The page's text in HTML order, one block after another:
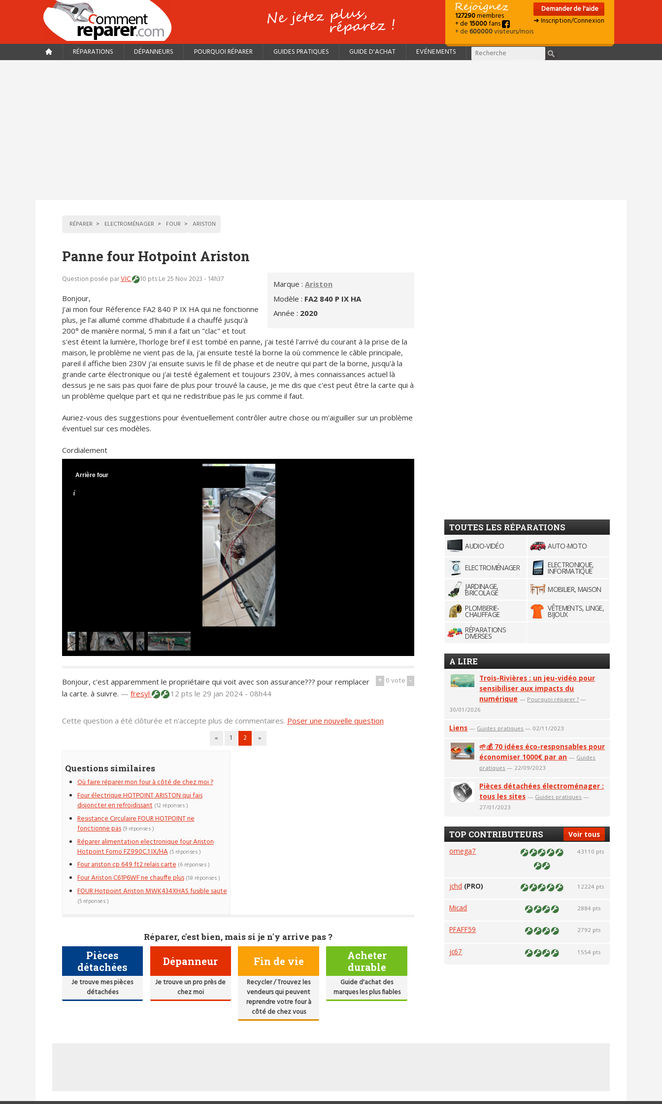
127290membres
+ de15000fans
+ de600000visiteurs/mois
Demander de l'aide
➜ Inscription/Connexion
RÉPARATIONS DÉPANNEURS POURQUOI RÉPARER GUIDES PRATIQUES GUIDE D'ACHAT EVÉNEMENTS
RÉPARER ELECTROMÉNAGER FOUR ARISTON
Panne four Hotpoint Ariston
Marque :Ariston
Modèle : FA2 840 P IX HA
Année : 2020
Question posée parVIC 10 ptsLe 25 Nov 2023 - 14h37
Bonjour,
J'ai mon four Réference FA2 840 P IX HA qui ne fonctionne
plus, je l'ai allumé comme d'habitude il a chauffé jusqu'à
200° de manière normal, 5 min il a fait un "clac" et tout
s'est éteint la lumière, l'horloge bref il est tombé en panne, j'ai testé l'arrivé du courant à la prise de la
maison, le problème ne vient pas de la, j'ai ensuite testé la borne la où commence le câble principale,
pareil il affiche bien 230V j'ai ensuite suivis le fil de phase et de neutre qui part de la borne, jusqu'à la
grande carte électronique ou j'ai testé également et toujours 230V, à mes connaissances actuel là
dessus je ne sais pas quoi faire de plus pour trouvé la cause, je me dis que c'est peut être la carte qui à
un problème quelque part et qui ne redistribue pas le jus comme il faut.
Auriez-vous des suggestions pour éventuellement contrôler autre chose ou m'aiguiller sur un problème
éventuel sur ces modèles.
Cordialement
Arrière four
+ 0vote -
Bonjour, c'est apparemment le propriétaire qui voit avec son assurance??? pour remplacer
la carte. à suivre. — fresyl 12 pts le 29 jan 2024 - 08h44
Cette question a été clôturée et n'accepte plus de commentaires. Poser une nouvelle question
« 1 2 »
Questions similaires
Où faire réparer mon four à côté de chez moi ?
Four électrique HOTPOINT ARISTON qui fais
disjoncter en refroidissant (12 réponses )
Resistance Circulaire FOUR HOTPOINT ne
fonctionne pas (9 réponses )
Réparer alimentation electronique four Ariston
Hotpoint Forno FZ990C.1 IX/HA (5 réponses )
Four ariston cp 649 ft2 relais carte (6 réponses )
Four Ariston C61P6WF ne chauffe plus (18 réponses )
FOUR Hotpoint Ariston MWK434XHAS fusible saute
(5 réponses )
Réparer, c'est bien, mais si je n'y arrive pas ?
Pièces
détachées
Je trouve mes pièces
détachées
Dépanneur
Je trouve un pro près de
chez moi
Fin de vie
Recycler / Trouvez les
vendeurs qui peuvent
reprendre votre four à
côté de chez vous
Acheter
durable
Guide d'achat des
marques les plus fiables
TOUTES LES RÉPARATIONS
AUDIO-VIDÉO AUTO-MOTO
ELECTROMÉNAGER ELECTRONIQUE,
INFORMATIQUE
JARDINAGE,
BRICOLAGE
MOBILIER, MAISON
PLOMBERIE-
CHAUFFAGE
VÊTEMENTS, LINGE,
BIJOUX
RÉPARATIONS
DIVERSES
A LIRE
Trois-Rivières : un jeu-vidéo pour
sensibiliser aux impacts du
numérique — Pourquoi réparer ? —
30/01/2026
Liens — Guides pratiques — 02/11/2023
🌱💰 70 idées éco-responsables pour
économiser 1000€ par an — Guides
pratiques — 22/09/2023
Pièces détachées électroménager :
tous les sites — Guides pratiques —
27/01/2023
Voir tous
TOP CONTRIBUTEURS
omega7 43110 pts
jchd (PRO) 12224 pts
Micad 2884 pts
PFAFF59 2792 pts
jc67 1554 pts